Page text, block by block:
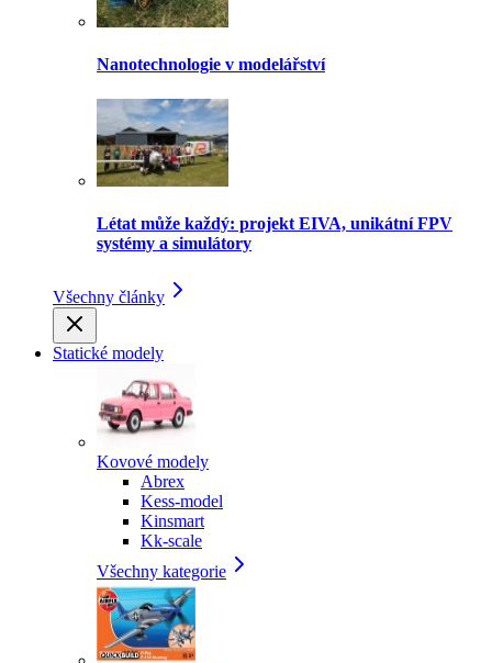
Nanotechnologie v modelářství
Létat může každý: projekt EIVA, unikátní FPV
systémy a simulátory
Všechny články
Statické modely
Kovové modely
Abrex
Kess-model
Kinsmart
Kk-scale
Všechny kategorie